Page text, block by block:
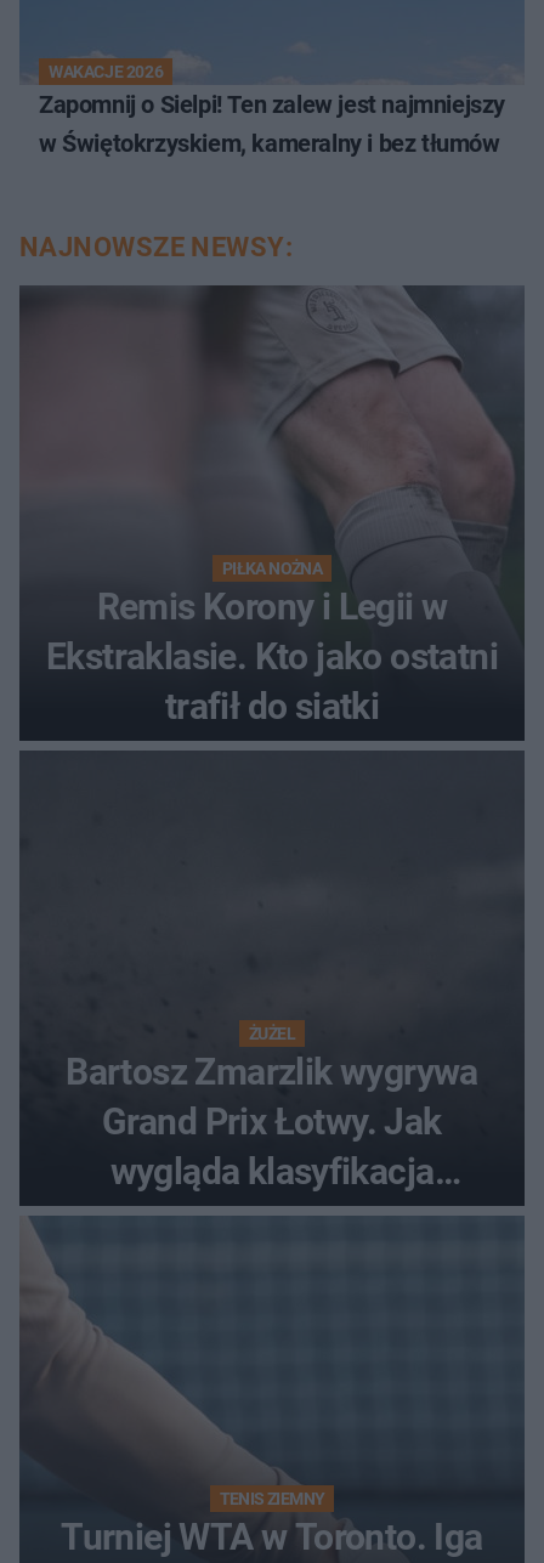
WAKACJE 2026
Zapomnij o Sielpi! Ten zalew jest najmniejszy
w Świętokrzyskiem, kameralny i bez tłumów
NAJNOWSZE NEWSY:
PIŁKA NOŻNA
Remis Korony i Legii w
Ekstraklasie. Kto jako ostatni
trafił do siatki
ŻUŻEL
Bartosz Zmarzlik wygrywa
Grand Prix Łotwy. Jak
wygląda klasyfikacja
generalna cyklu?
TENIS ZIEMNY
Turniej WTA w Toronto. Iga